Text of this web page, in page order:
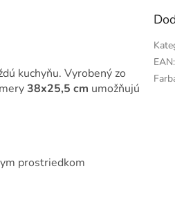
kuchyňu. Vyrobený zo
38x25,5 cm umožňujú
prostriedkom
EAN: